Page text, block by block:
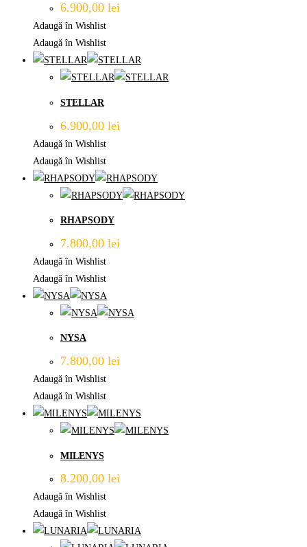
6.900,00 lei
Adaugă în Wishlist
Adaugă în Wishlist
STELLAR
6.900,00 lei
Adaugă în Wishlist
Adaugă în Wishlist
RHAPSODY
7.800,00 lei
Adaugă în Wishlist
Adaugă în Wishlist
NYSA
7.800,00 lei
Adaugă în Wishlist
Adaugă în Wishlist
MILENYS
8.200,00 lei
Adaugă în Wishlist
Adaugă în Wishlist